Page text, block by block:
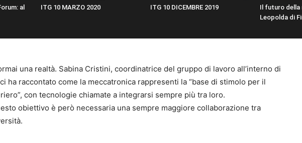
al
ITG 10 MARZO 2020 ITG 10 DICEMBRE 2019
Il futuro della
Leopolda di
una realtà. Sabina Cristini, coordinatrice del gruppo di lavoro all’interno di
ha raccontato come la meccatronica rappresenti la “base di stimolo per il
con tecnologie chiamate a integrarsi sempre più tra loro.
obiettivo è però necessaria una sempre maggiore collaborazione tra